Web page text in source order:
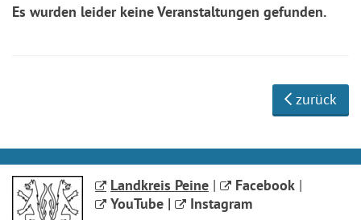
Es wurden leider keine Veranstaltungen gefunden.
zurück
Landkreis Peine | Facebook |
YouTube | Instagram